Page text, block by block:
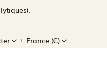
France (€)